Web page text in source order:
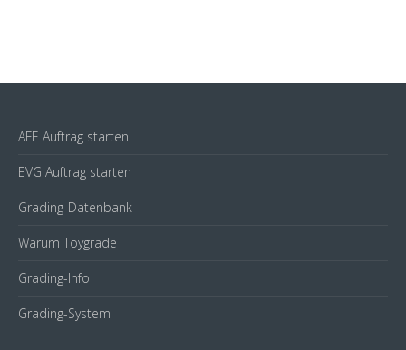
AFE Auftrag starten
EVG Auftrag starten
Grading-Datenbank
Warum Toygrade
Grading-Info
Grading-System